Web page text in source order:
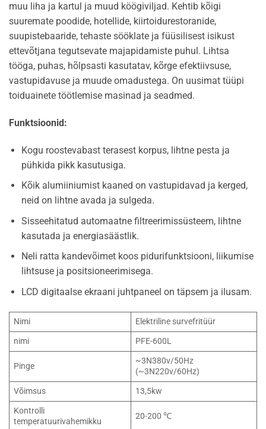
muu liha ja kartul ja muud köögiviljad. Kehtib kõigi
suuremate poodide, hotellide, kiirtoidurestoranide,
suupistebaaride, tehaste sööklate ja füüsilisest isikust
ettevõtjana tegutsevate majapidamiste puhul. Lihtsa
tööga, puhas, hõlpsasti kasutatav, kõrge efektiivsuse,
vastupidavuse ja muude omadustega. On uusimat tüüpi
toiduainete töötlemise masinad ja seadmed.
Funktsioonid:
Kogu roostevabast terasest korpus, lihtne pesta ja
pühkida pikk kasutusiga.
Kõik alumiiniumist kaaned on vastupidavad ja kerged,
neid on lihtne avada ja sulgeda.
Sisseehitatud automaatne filtreerimissüsteem, lihtne
kasutada ja energiasäästlik.
Neli ratta kandevõimet koos pidurifunktsiooni, liikumise
lihtsuse ja positsioneerimisega.
LCD digitaalse ekraani juhtpaneel on täpsem ja ilusam.
Nimi
Elektriline survefritüür
nimi
PFE-600L
Pinge
~3N380v/50Hz
(~3N220v/60Hz)
Võimsus
13,5kw
Kontrolli
temperatuurivahemikku
20-200 ℃